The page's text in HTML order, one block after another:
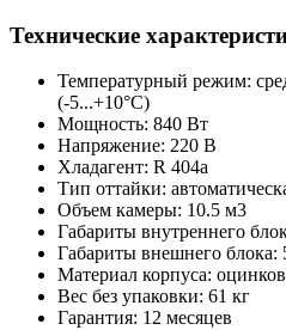
Технические
Температурный режим:
(-5...+10°С)
Мощность: 840 Вт
Напряжение: 220 В
Хладагент: R 404a
Тип оттайки:
Объем камеры: 10.5 м3
Габариты внутреннего
Габариты внешнего
Материал корпуса:
Вес без упаковки: 61 кг
Гарантия: 12 месяцев